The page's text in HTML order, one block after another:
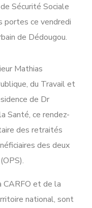
Sécurité Sociale
portes ce vendredi
de Dédougou.
Mathias
du Travail et
de Dr
Santé, ce rendez-
des retraités
des deux
et de la
national, sont